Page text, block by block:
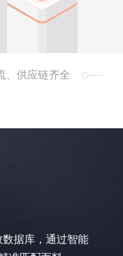
、供应链齐全
据库，通过智能